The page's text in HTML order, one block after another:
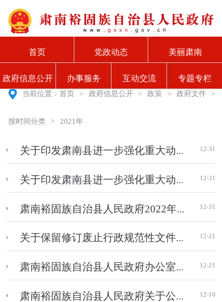
首页 党政动态 美丽肃南
政府信息公开 办事服务 互动交流 专题专栏
当前位置：首页 > 政府信息公开 > 政策 > 政府文件 >
按时间分类 > 2021年
关于印发肃南县进一步强化重大动... 12-31
关于印发肃南县进一步强化重大动... 12-31
肃南裕固族自治县人民政府2022年... 12-31
关于保留修订废止行政规范性文件... 12-21
肃南裕固族自治县人民政府办公室... 12-21
肃南裕固族自治县人民政府关于公... 12-16